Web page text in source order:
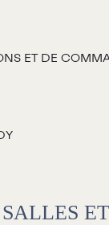
scolaires
autour du
ET DE